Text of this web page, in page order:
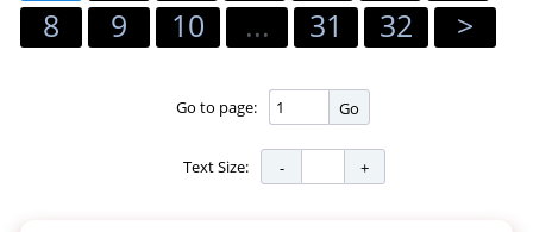
8
9 10 ... 31 32 >
Go to page: Go
Text Size: